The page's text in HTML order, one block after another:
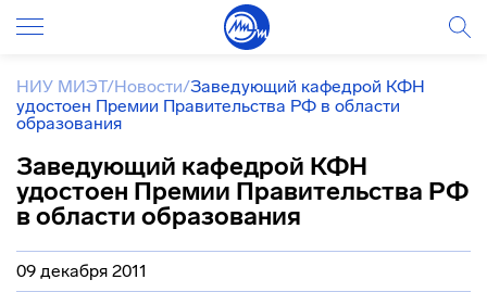
НИУ МИЭТ/Новости/Заведующий кафедрой КФН
удостоен Премии Правительства РФ в области
образования
Заведующий кафедрой КФН
удостоен Премии Правительства РФ
в области образования
09 декабря 2011